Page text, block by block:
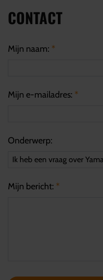
CONTACT
Mijn naam: *
Mijn e-mailadres: *
Onderwerp:
Mijn bericht: *